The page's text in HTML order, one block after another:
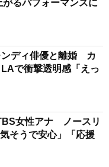
るパフォーマンスに
ンディ俳優と離婚 カ
で衝撃透明感「えっ
女性アナ ノースリ
そうで安心」「応援